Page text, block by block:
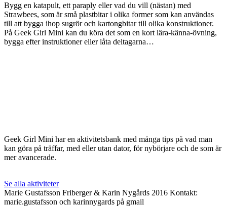
Bygg en katapult, ett paraply eller vad du vill (nästan) med
Strawbees, som är små plastbitar i olika former som kan användas
till att bygga ihop sugrör och kartongbitar till olika konstruktioner.
På Geek Girl Mini kan du köra det som en kort lära-känna-övning,
bygga efter instruktioner eller låta deltagarna…
Geek Girl Mini har en aktivitetsbank med många tips på vad man
kan göra på träffar, med eller utan dator, för nybörjare och de som är
mer avancerade.
Se alla aktiviteter
Marie Gustafsson Friberger & Karin Nygårds 2016 Kontakt:
marie.gustafsson och karinnygards på gmail